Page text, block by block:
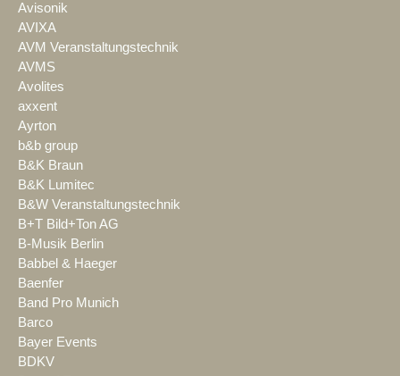
Avisonik
AVIXA
AVM Veranstaltungstechnik
AVMS
Avolites
axxent
Ayrton
b&b group
B&K Braun
B&K Lumitec
B&W Veranstaltungstechnik
B+T Bild+Ton AG
B-Musik Berlin
Babbel & Haeger
Baenfer
Band Pro Munich
Barco
Bayer Events
BDKV